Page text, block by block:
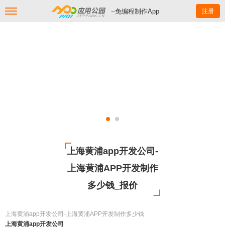
--免编程制作App 注册
上海黄浦app开发公司-
上海黄浦APP开发制作
多少钱_报价
上海黄浦app开发公司-上海黄浦APP开发制作多少钱
上海黄浦app开发公司